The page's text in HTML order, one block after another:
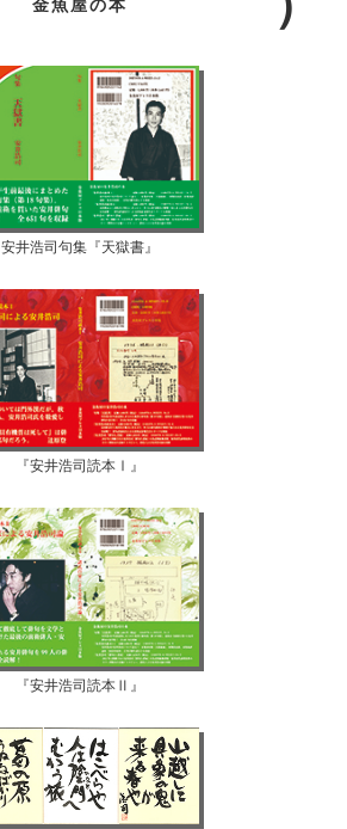
金魚屋の本
安井浩司句集『天獄書』
『安井浩司読本Ⅰ』
『安井浩司読本Ⅱ』